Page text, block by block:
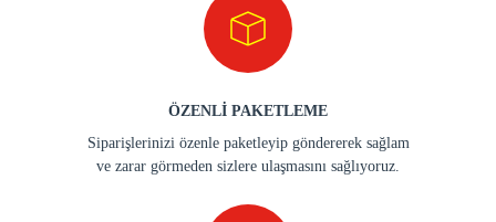
ÖZENLİ PAKETLEME
Siparişlerinizi özenle paketleyip göndererek sağlam
ve zarar görmeden sizlere ulaşmasını sağlıyoruz.